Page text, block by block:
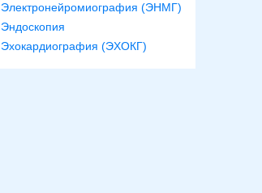
Электронейромиография (ЭНМГ)
Эндоскопия
Эхокардиография (ЭХОКГ)